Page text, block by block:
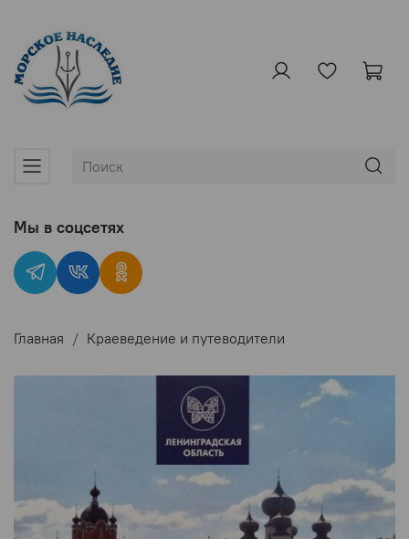
Главная Краеведение и путеводители
Мы в соцсетях